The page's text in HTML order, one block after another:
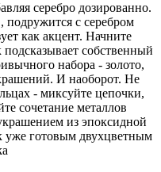
серебро дозированно.
с серебром
как акцент. Начните
подсказывает собственный
набора - золото,
И наоборот. Не
- миксуйте цепочки,
сочетание металлов
из эпоксидной
уже готовым двухцветным